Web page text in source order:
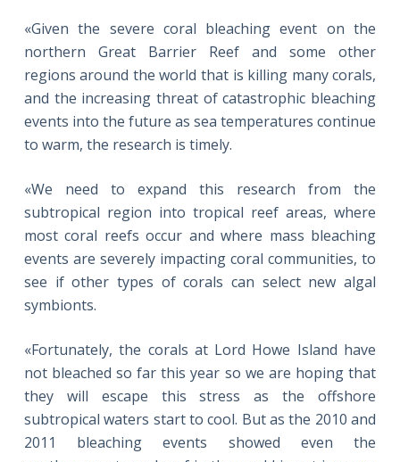
«Given the severe coral bleaching event on the
northern Great Barrier Reef and some other
regions around the world that is killing many corals,
and the increasing threat of catastrophic bleaching
events into the future as sea temperatures continue
to warm, the research is timely.
«We need to expand this research from the
subtropical region into tropical reef areas, where
most coral reefs occur and where mass bleaching
events are severely impacting coral communities, to
see if other types of corals can select new algal
symbionts.
«Fortunately, the corals at Lord Howe Island have
not bleached so far this year so we are hoping that
they will escape this stress as the offshore
subtropical waters start to cool. But as the 2010 and
2011 bleaching events showed even the